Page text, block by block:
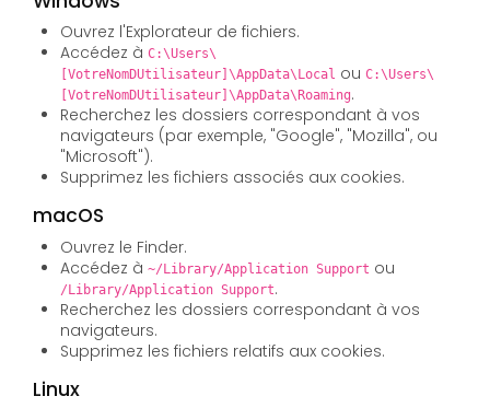
Ouvrez l'Explorateur de fichiers.
Accédez àC:\Users\
[VotreNomDUtilisateur]\AppData\Local ouC:\Users\
[VotreNomDUtilisateur]\AppData\Roaming.
Recherchez les dossiers correspondant à vos
navigateurs (par exemple, "Google", "Mozilla", ou
"Microsoft").
Supprimez les fichiers associés aux cookies.
macOS
Ouvrez le Finder.
Accédez à~/Library/Application Support ou
/Library/Application Support.
Recherchez les dossiers correspondant à vos
navigateurs.
Supprimez les fichiers relatifs aux cookies.
Linux